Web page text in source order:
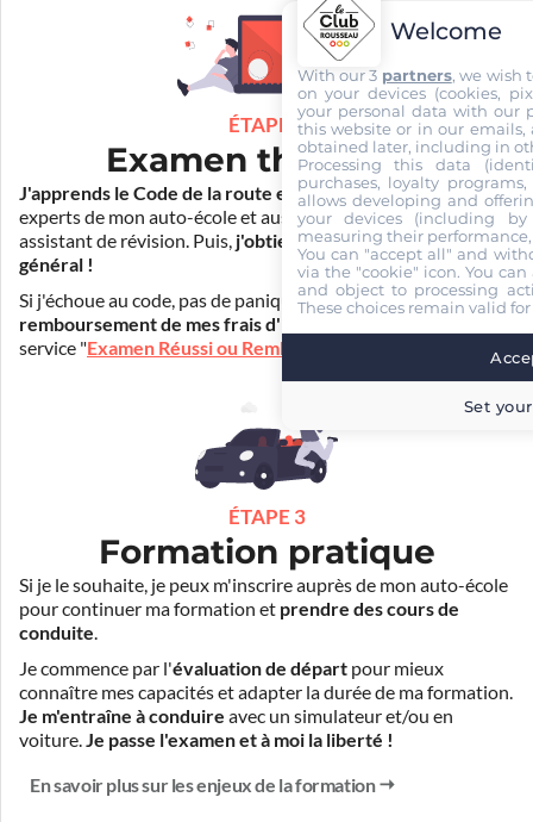
ÉTAPE 2
Examen théorique
J'apprends le Code de la route en ligne. Je suis aidé par les
experts de mon auto-école et aussi par Mister Codes, mon
assistant de révision. Puis, j'obtiens l'examen théorique
général !
Si j'échoue au code, pas de panique ! Je peux bénéficier du
remboursement de mes frais d'inscription
service "Examen Réussi ou Remboursé
ÉTAPE 3
Formation pratique
Si je le souhaite, je peux m'inscrire auprès de mon auto-école
pour continuer ma formation et prendre des cours de
conduite.
Je commence par l'évaluation de départ pour mieux
connaître mes capacités et adapter la durée de ma formation.
Je m'entraîne à conduire avec un simulateur et/ou en
voiture.Je passe l'examen et à moi la liberté !
En savoir plus sur les enjeux de la formation
Welcome
With our 3 partners, we wish
on your devices (cookies,
your personal data with our
this website or in our emails,
obtained later, including in
Processing this data
purchases, loyalty
allows developing and
your devices (including
measuring their
You can "accept all" and
via the "cookie" icon. You
and object to processing
These choices remain valid
Set